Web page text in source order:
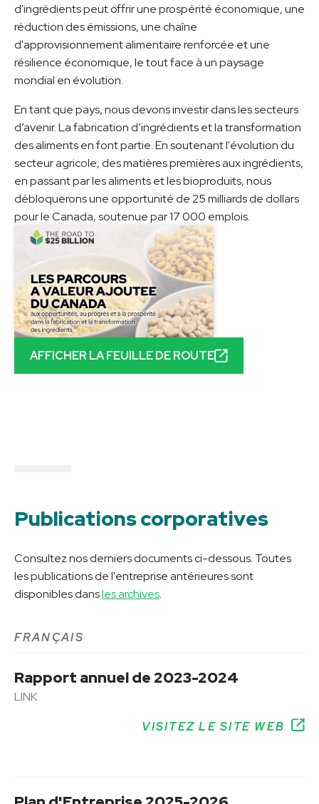
d'ingrédients peut offrir une prospérité économique, une
réduction des émissions, une chaîne
d'approvisionnement alimentaire renforcée et une
résilience économique, le tout face à un paysage
mondial en évolution.
En tant que pays, nous devons investir dans les secteurs
d’avenir. La fabrication d’ingrédients et la transformation
des aliments en font partie. En soutenant l'évolution du
secteur agricole, des matières premières aux ingrédients,
en passant par les aliments et les bioproduits, nous
débloquerons une opportunité de 25 milliards de dollars
pour le Canada, soutenue par 17 000 emplois.
AFFICHER LA FEUILLE DE ROUTE
Publications corporatives
Consultez nos derniers documents ci-dessous. Toutes
les publications de l'entreprise antérieures sont
disponibles dansles archives.
FRANÇAIS
Rapport annuel de 2023-2024
LINK
VISITEZ LE SITE WEB